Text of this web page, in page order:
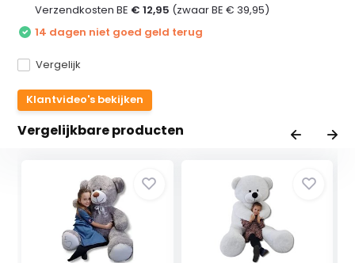
Klantvideo's bekijken
Verzendkosten BE € 12,95 (zwaar BE € 39,95)
14 dagen niet goed geld terug
Vergelijk
Vergelijkbare producten